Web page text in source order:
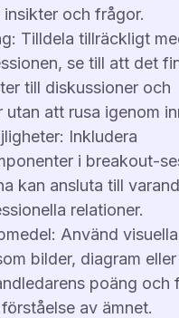
insikter och frågor.
Tilldela tillräckligt
se till att det
till diskussioner och
utan att rusa igenom
Inkludera
i breakout-
kan ansluta till
relationer.
Använd visuella
bilder, diagram
poäng och
av ämnet.